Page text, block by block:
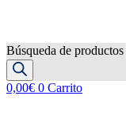
Búsqueda de productos
0,00€ 0 Carrito